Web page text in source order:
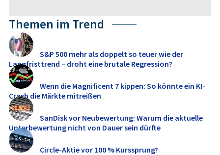
Themen im Trend
S&P 500 mehr als doppelt so teuer wie der
Langfristtrend – droht eine brutale Regression?
Wenn die Magnificent 7 kippen: So könnte ein KI-
Crash die Märkte mitreißen
SanDisk vor Neubewertung: Warum die aktuelle
Unterbewertung nicht von Dauer sein dürfte
Circle-Aktie vor 100 % Kurssprung?